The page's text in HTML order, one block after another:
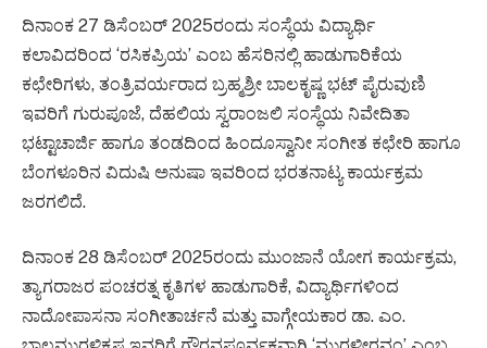
ದಿನಾಂಕ 27 ಡಿಸೆಂಬರ್ 2025ರಂದು ಸಂಸ್ಥೆಯ ವಿದ್ಯಾರ್ಥಿ
ಕಲಾವಿದರಿಂದ ‘ರಸಿಕಪ್ರಿಯ’ ಎಂಬ ಹೆಸರಿನಲ್ಲಿ ಹಾಡುಗಾರಿಕೆಯ
ಕಛೇರಿಗಳು, ತಂತ್ರಿವರ್ಯರಾದ ಬ್ರಹ್ಮಶ್ರೀ ಬಾಲಕೃಷ್ಣ ಭಟ್ ಪೈರುವುಣಿ
ಇವರಿಗೆ ಗುರುಪೂಜೆ, ದೆಹಲಿಯ ಸ್ವರಾಂಜಲಿ ಸಂಸ್ಥೆಯ ನಿವೇದಿತಾ
ಭಟ್ಟಾಚಾರ್ಜಿ ಹಾಗೂ ತಂಡದಿಂದ ಹಿಂದೂಸ್ವಾನೀ ಸಂಗೀತ ಕಛೇರಿ ಹಾಗೂ
ಬೆಂಗಳೂರಿನ ವಿದುಷಿ ಅನುಷಾ ಇವರಿಂದ ಭರತನಾಟ್ಯ ಕಾರ್ಯಕ್ರಮ
ಜರಗಲಿದೆ.
ದಿನಾಂಕ 28 ಡಿಸೆಂಬರ್ 2025ರಂದು ಮುಂಜಾನೆ ಯೋಗ ಕಾರ್ಯಕ್ರಮ,
ತ್ಯಾಗರಾಜರ ಪಂಚರತ್ನ ಕೃತಿಗಳ ಹಾಡುಗಾರಿಕೆ, ವಿದ್ಯಾರ್ಥಿಗಳಿಂದ
ನಾದೋಪಾಸನಾ ಸಂಗೀತಾರ್ಚನೆ ಮತ್ತು ವಾಗ್ಗೇಯಕಾರ ಡಾ. ಎಂ.